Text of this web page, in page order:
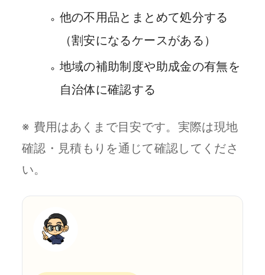
他の不用品とまとめて処分する
（割安になるケースがある）
地域の補助制度や助成金の有無を
自治体に確認する
※ 費用はあくまで目安です。実際は現地
確認・見積もりを通じて確認してくださ
い。